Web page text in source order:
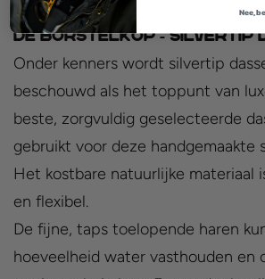
De Borstelkop - Silvertip
Onder kenners wordt silvertip
beschouwd als het toppunt van
beste, zorgvuldig geselecteerde
gebruikt voor deze handgemaakte
Het kostbare natuurlijke materiaal
en flexibel.
De fijne, taps toelopende haren
hoeveelheid water vasthouden en
Nee,